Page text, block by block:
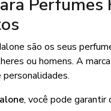
são os seus
ou homens. A
personalidades.
, você pode garantir